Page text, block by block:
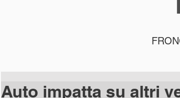
Auto impatta su altri